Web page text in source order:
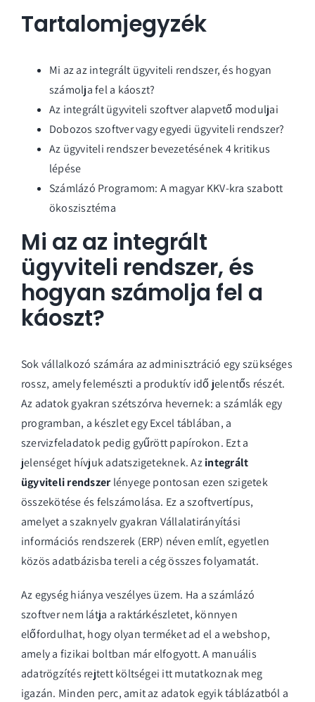
Tartalomjegyzék
Mi az az integrált ügyviteli rendszer, és hogyan
számolja fel a káoszt?
Az integrált ügyviteli szoftver alapvető moduljai
Dobozos szoftver vagy egyedi ügyviteli rendszer?
Az ügyviteli rendszer bevezetésének 4 kritikus
lépése
Számlázó Programom: A magyar KKV-kra szabott
ökoszisztéma
Mi az az integrált
ügyviteli rendszer, és
hogyan számolja fel a
káoszt?
Sok vállalkozó számára az adminisztráció egy szükséges
rossz, amely felemészti a produktív idő jelentős részét.
Az adatok gyakran szétszórva hevernek: a számlák egy
programban, a készlet egy Excel táblában, a
szervizfeladatok pedig gyűrött papírokon. Ezt a
jelenséget hívjuk adatszigeteknek. Azintegrált
ügyviteli rendszerlényege pontosan ezen szigetek
összekötése és felszámolása. Ez a szoftvertípus,
amelyet a szaknyelv gyakran Vállalatirányítási
információs rendszerek (ERP) néven említ, egyetlen
közös adatbázisba tereli a cég összes folyamatát.
Az egység hiánya veszélyes üzem. Ha a számlázó
szoftver nem látja a raktárkészletet, könnyen
előfordulhat, hogy olyan terméket ad el a webshop,
amely a fizikai boltban már elfogyott. A manuális
adatrögzítés rejtett költségei itt mutatkoznak meg
igazán. Minden perc, amit az adatok egyik táblázatból a